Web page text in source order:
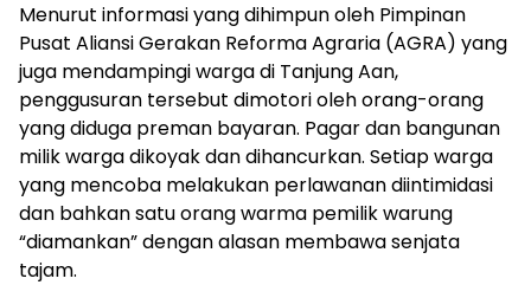
Menurut informasi yang dihimpun oleh Pimpinan
Pusat Aliansi Gerakan Reforma Agraria (AGRA) yang
juga mendampingi warga di Tanjung Aan,
penggusuran tersebut dimotori oleh orang-orang
yang diduga preman bayaran. Pagar dan bangunan
milik warga dikoyak dan dihancurkan. Setiap warga
yang mencoba melakukan perlawanan diintimidasi
dan bahkan satu orang warma pemilik warung
“diamankan” dengan alasan membawa senjata
tajam.